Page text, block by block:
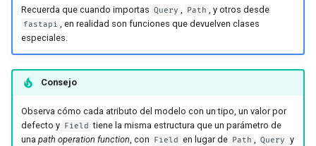
Recuerda que cuando importas Query , Path , y otros desde
fastapi , en realidad son funciones que devuelven clases
especiales.
Consejo
Observa cómo cada atributo del modelo con un tipo, un valor por
defecto y
Field tiene la misma estructura que un parámetro de
una path operation function, con Field en lugar de Path , Query y